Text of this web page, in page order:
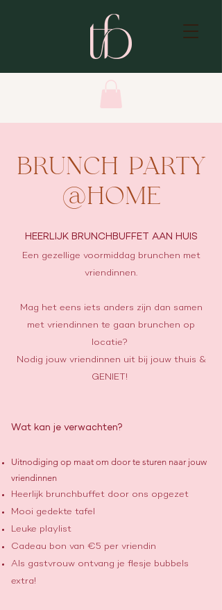
BRUNCH PARTY
@HOME
HEERLIJK BRUNCHBUFFET AAN HUIS
Een gezellige voormiddag brunchen met
vriendinnen.
Mag het eens iets anders zijn dan samen
met vriendinnen te gaan brunchen op
locatie?
Nodig jouw vriendinnen uit bij jouw thuis &
GENIET!
Wat kan je verwachten?
Uitnodiging op maat om door te sturen naar jouw
vriendinnen
Heerlijk brunchbuffet door ons opgezet
Mooi gedekte tafel
Leuke playlist
Cadeau bon van €5 per vriendin
Als gastvrouw ontvang je flesje bubbels
extra!